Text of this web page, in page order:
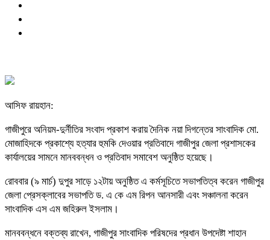
আসিফ রায়হান:
গাজীপুরে অনিয়ম-দুর্নীতির সংবাদ প্রকাশ করায় দৈনিক নয়া দিগন্তের সাংবাদিক মো.
মোজাহিদকে প্রকাশ্যে হত্যার হুমকি দেওয়ার প্রতিবাদে গাজীপুর জেলা প্রশাসকের
কার্যালয়ের সামনে মানববন্ধন ও প্রতিবাদ সমাবেশ অনুষ্ঠিত হয়েছে।
রোববার (৯ মার্চ) দুপুর সাড়ে ১২টায় অনুষ্ঠিত এ কর্মসূচিতে সভাপতিত্ব করেন গাজীপুর
জেলা প্রেসক্লাবের সভাপতি ড. এ কে এম রিপন আনসারী এবং সঞ্চালনা করেন
সাংবাদিক এস এম জহিরুল ইসলাম।
মানববন্ধনে বক্তব্য রাখেন, গাজীপুর সাংবাদিক পরিষদের প্রধান উপদেষ্টা শাহান